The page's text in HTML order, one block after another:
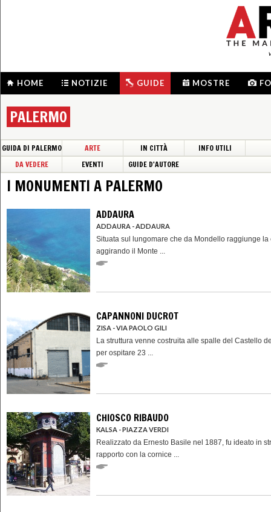
HOME NOTIZIE GUIDE MOSTRE
PALERMO
GUIDA DI PALERMO ARTE IN CITTÀ
INFO UTILI
DA VEDERE
EVENTI GUIDE D'AUTORE
I MONUMENTI A PALERMO
ADDAURA
ADDAURA - ADDAURA
Situata sul lungomare che da Mondello raggiunge la
aggirando il Monte ...
CAPANNONI DUCROT
ZISA - VIA PAOLO GILI
La struttura venne costruita alle spalle del Castello
per ospitare 23 ...
CHIOSCO RIBAUDO
KALSA - PIAZZA VERDI
Realizzato da Ernesto Basile nel 1887, fu ideato in
rapporto con la cornice ...